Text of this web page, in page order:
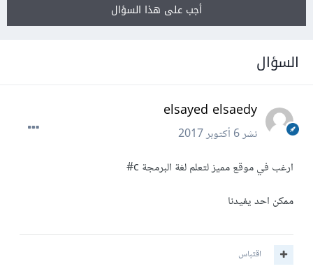
أجب على هذا السؤال
السؤال
elsayed elsaedy
نشر6 أكتوبر 2017
ارغب في موقع مميز لتعلم لغة البرمجة c#
ممكن احد يفيدنا
اقتباس